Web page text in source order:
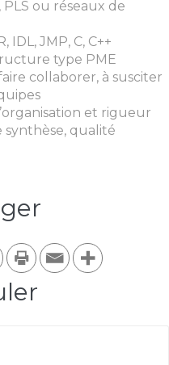
PLS ou réseaux de
IDL, JMP, C, C++
type PME
collaborer, à susciter
et rigueur
synthèse, qualité